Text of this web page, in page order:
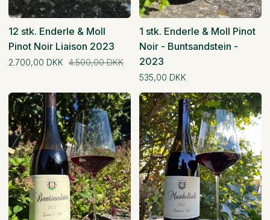
12 stk. Enderle & Moll
Pinot Noir Liaison 2023
2.700,00 DKK Normal pris
4.500,00 DKK
1 stk. Enderle & Moll Pinot
Noir - Buntsandstein -
2023
535,00 DKK
6
stk.
1
stk.